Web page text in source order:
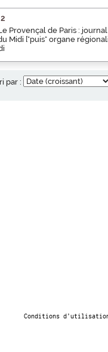
2
Provençal de Paris :
Midi ["puis" organe
par :
Conditions